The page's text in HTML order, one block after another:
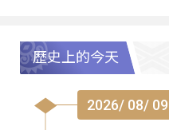
歷史上的今天
2026/ 08/ 09